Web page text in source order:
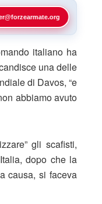
italiano ha
una delle
di Davos, “e
abbiamo avuto
gli scafisti,
dopo che la
causa, si faceva